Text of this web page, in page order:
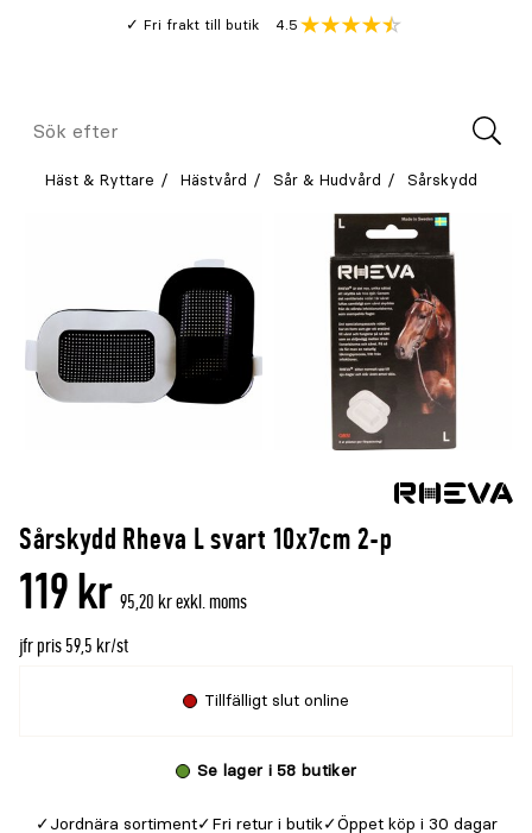
Fri frakt till butik
Genomsnitt
4.5
Meny
Sök
Häst & Ryttare Hästvård Sår & Hudvård Sårskydd
Sårskydd Rheva L svart 10x7cm 2-p
119 kr 95,20 kr exkl. moms
jfr pris 59,5 kr/st
Tillfälligt slut online
Se lager i 58 butiker
Jordnära sortiment Fri retur i butik Öppet köp i 30 dagar